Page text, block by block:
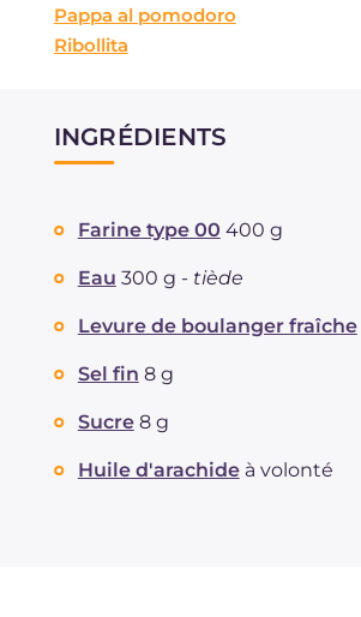
Pappa al pomodoro
Ribollita
INGRÉDIENTS
Farine type 00 400 g
Eau 300 g - tiède
Levure de boulanger fraîche
Sel fin 8 g
Sucre 8 g
Huile d'arachide à volonté